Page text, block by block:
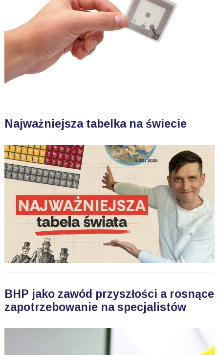
Najważniejsza tabelka na świecie
BHP jako zawód przyszłości a rosnące
zapotrzebowanie na specjalistów